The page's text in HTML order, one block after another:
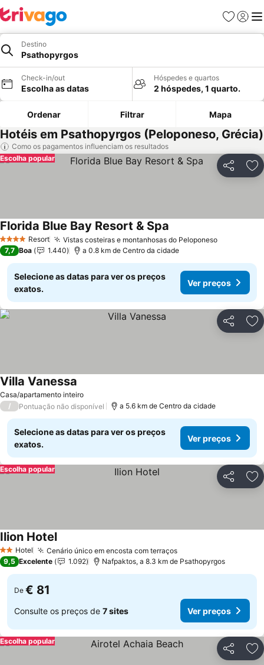
Favoritos
Iniciar
Destino
Psathopyrgos
Check-in/out
Escolha as datas
Hóspedes e quartos
2 hóspedes, 1 quarto.
Ordenar Filtrar Mapa
Hotéis em Psathopyrgos (Peloponeso, Grécia)
Como os pagamentos influenciam os resultados
Partilhar
Escolha popular
4 EstrelasResort Vistas costeiras e montanhosas do PeloponesoVer
Florida Blue Bay Resort & Spa
7,7 Boa 1.440 a 0.8 km de Centro da cidade
Selecione as datas para ver os preços
exatos.
Ver preços
Partilhar
Casa/apartamento inteiro
Villa Vanessa
/ Pontuação não disponível a 5.6 km de Centro da cidade
Selecione as datas para ver os preços
exatos.
Ver preços
Partilhar
Escolha popular
2 Estrelas
Hotel Cenário único em encosta com terraçosVer preços
Ilion HotelVer preços
9,5 Excelente 1.092 Nafpaktos, a 8.3 km de Psathopyrgos
De € 81
Consulte os preços de 7 sites Ver preços
Partilhar
Escolha popular